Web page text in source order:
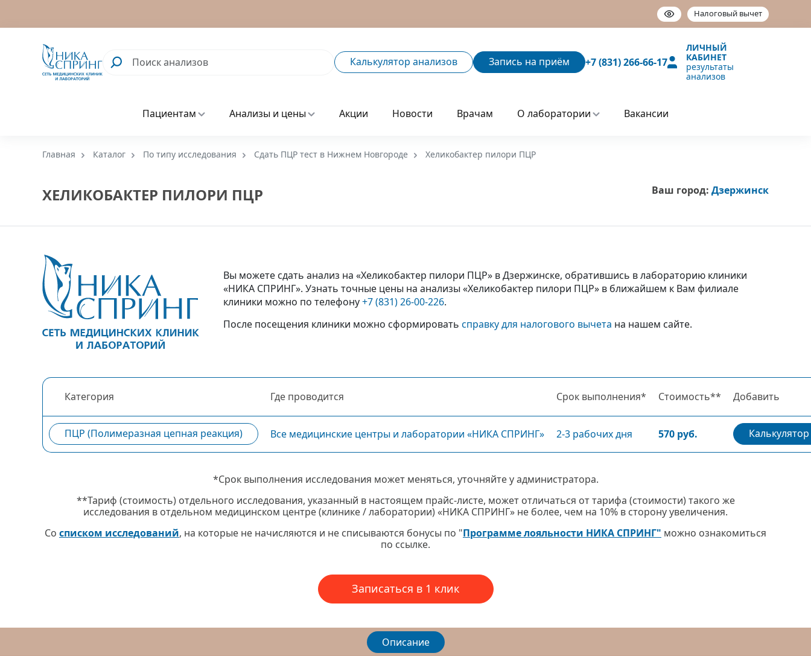
Налоговый вычет
Калькулятор анализов Запись на приём +7 (831) 266-66-17
ЛИЧНЫЙ
КАБИНЕТ
результаты
анализов
Пациентам Анализы и цены Акции Новости Врачам О лаборатории Вакансии
Главная Каталог По типу исследования Сдать ПЦР тест в Нижнем Новгороде Хеликобактер пилори ПЦР
ХЕЛИКОБАКТЕР ПИЛОРИ ПЦР Ваш город: Дзержинск
Вы можете сдать анализ на «Хеликобактер пилори ПЦР» в Дзержинске, обратившись в лабораторию клиники
«НИКА СПРИНГ». Узнать точные цены на анализы «Хеликобактер пилори ПЦР» в ближайшем к Вам филиале
клиники можно по телефону+7 (831) 26-00-226.
После посещения клиники можно сформировать справку для налогового вычета на нашем сайте.
Категория Где проводится Срок выполнения* Стоимость** Добавить
ПЦР (Полимеразная цепная реакция) Все медицинские центры и лаборатории «НИКА СПРИНГ» 2-3 рабочих дня 570 руб. Калькулятор
*Срок выполнения исследования может меняться, уточняйте у администратора.
**Тариф (стоимость) отдельного исследования, указанный в настоящем прайс-листе, может отличаться от тарифа (стоимости) такого же
исследования в отдельном медицинском центре (клинике / лаборатории) «НИКА СПРИНГ» не более, чем на 10% в сторону увеличения.
Со списком исследований, на которые не начисляются и не списываются бонусы по "Программе лояльности НИКА СПРИНГ" можно ознакомиться
по ссылке.
Записаться в 1 клик
Описание